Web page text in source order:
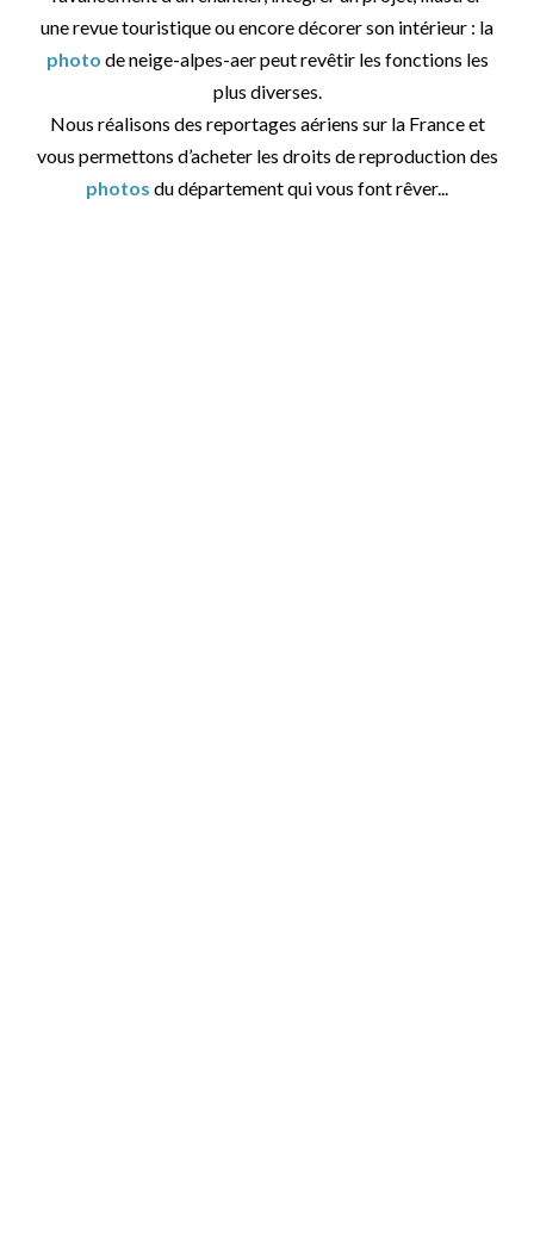
une revue touristique ou encore décorer son intérieur : la
photo de neige-alpes-aer peut revêtir les fonctions les
plus diverses.
Nous réalisons des reportages aériens sur la France et
vous permettons d’acheter les droits de reproduction des
photos du département qui vous font rêver...